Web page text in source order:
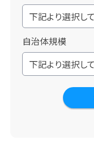
自治体規模